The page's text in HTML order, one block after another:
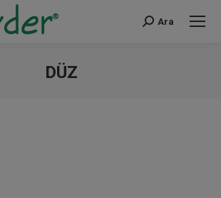
Search:
Ara
DÜZ